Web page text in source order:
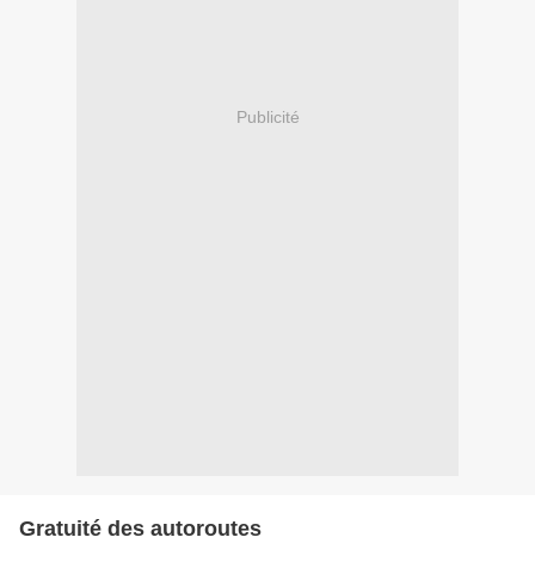
Publicité
Gratuité des autoroutes